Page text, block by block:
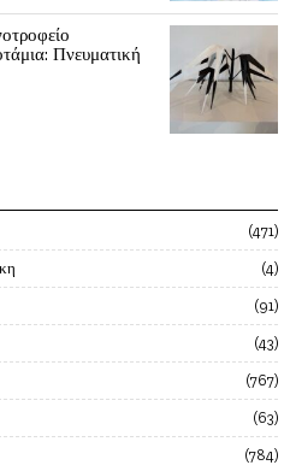
Πνευματική
471
4
91
43
767
63
784